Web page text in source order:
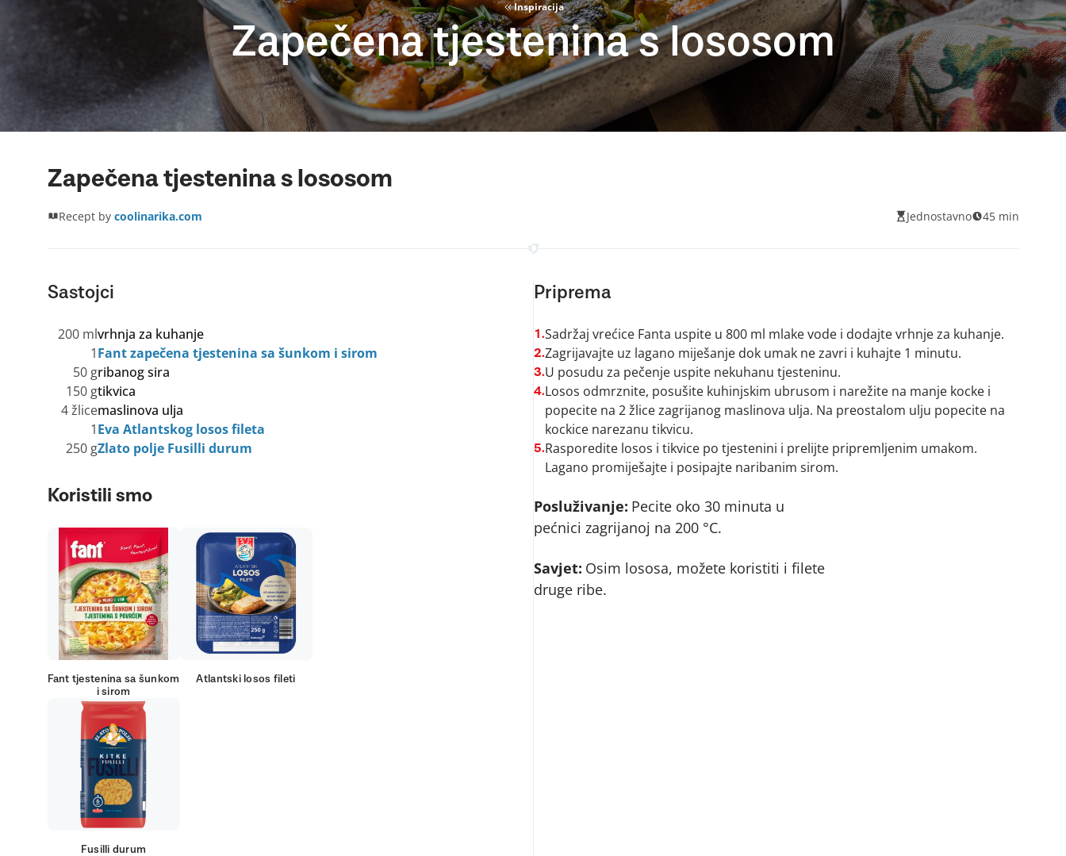
Inspiracija
Zapečena tjestenina s lososom
Zapečena tjestenina s lososom
Recept by coolinarika.com Jednostavno 45 min
Sastojci
200 mlvrhnja za kuhanje
1Fant zapečena tjestenina sa šunkom i sirom
50 gribanog sira
150 gtikvica
4 žlicemaslinova ulja
1Eva Atlantskog losos fileta
250 gZlato polje Fusilli durum
Koristili smo
Fant tjestenina sa šunkom
i sirom
Atlantski losos fileti
Fusilli durum
Priprema
1.Sadržaj vrećice Fanta uspite u 800 ml mlake vode i dodajte vrhnje za kuhanje.
2.Zagrijavajte uz lagano miješanje dok umak ne zavri i kuhajte 1 minutu.
3.U posudu za pečenje uspite nekuhanu tjesteninu.
4.Losos odmrznite, posušite kuhinjskim ubrusom i narežite na manje kocke i
popecite na 2 žlice zagrijanog maslinova ulja. Na preostalom ulju popecite na
kockice narezanu tikvicu.
5.Rasporedite losos i tikvice po tjestenini i prelijte pripremljenim umakom.
Lagano promiješajte i posipajte naribanim sirom.
Posluživanje: Pecite oko 30 minuta u
pećnici zagrijanoj na 200 °C.
Savjet: Osim lososa, možete koristiti i filete
druge ribe.